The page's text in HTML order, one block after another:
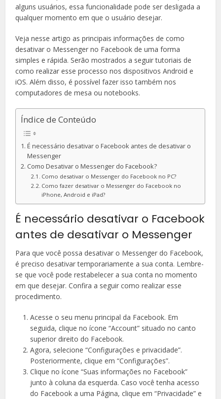
alguns usuários, essa funcionalidade pode ser desligada a
qualquer momento em que o usuário desejar.
Veja nesse artigo as principais informações de como
desativar o Messenger no Facebook de uma forma
simples e rápida. Serão mostrados a seguir tutoriais de
como realizar esse processo nos dispositivos Android e
iOS. Além disso, é possível fazer isso também nos
computadores de mesa ou notebooks.
Índice de Conteúdo
É necessário desativar o Facebook antes de desativar o
Messenger
Como Desativar o Messenger do Facebook?
Como desativar o Messenger do Facebook no PC?
Como fazer desativar o Messenger do Facebook no
iPhone, Android e iPad?
É necessário desativar o Facebook
antes de desativar o Messenger
Para que você possa desativar o Messenger do Facebook,
é preciso desativar temporariamente a sua conta. Lembre-
se que você pode restabelecer a sua conta no momento
em que desejar. Confira a seguir como realizar esse
procedimento.
Acesse o seu menu principal da Facebook. Em
seguida, clique no ícone “Account” situado no canto
superior direito do Facebook.
Agora, selecione “Configurações e privacidade”.
Posteriormente, clique em “Configurações”.
Clique no ícone “Suas informações no Facebook”
junto à coluna da esquerda. Caso você tenha acesso
do Facebook a uma Página, clique em “Privacidade” e